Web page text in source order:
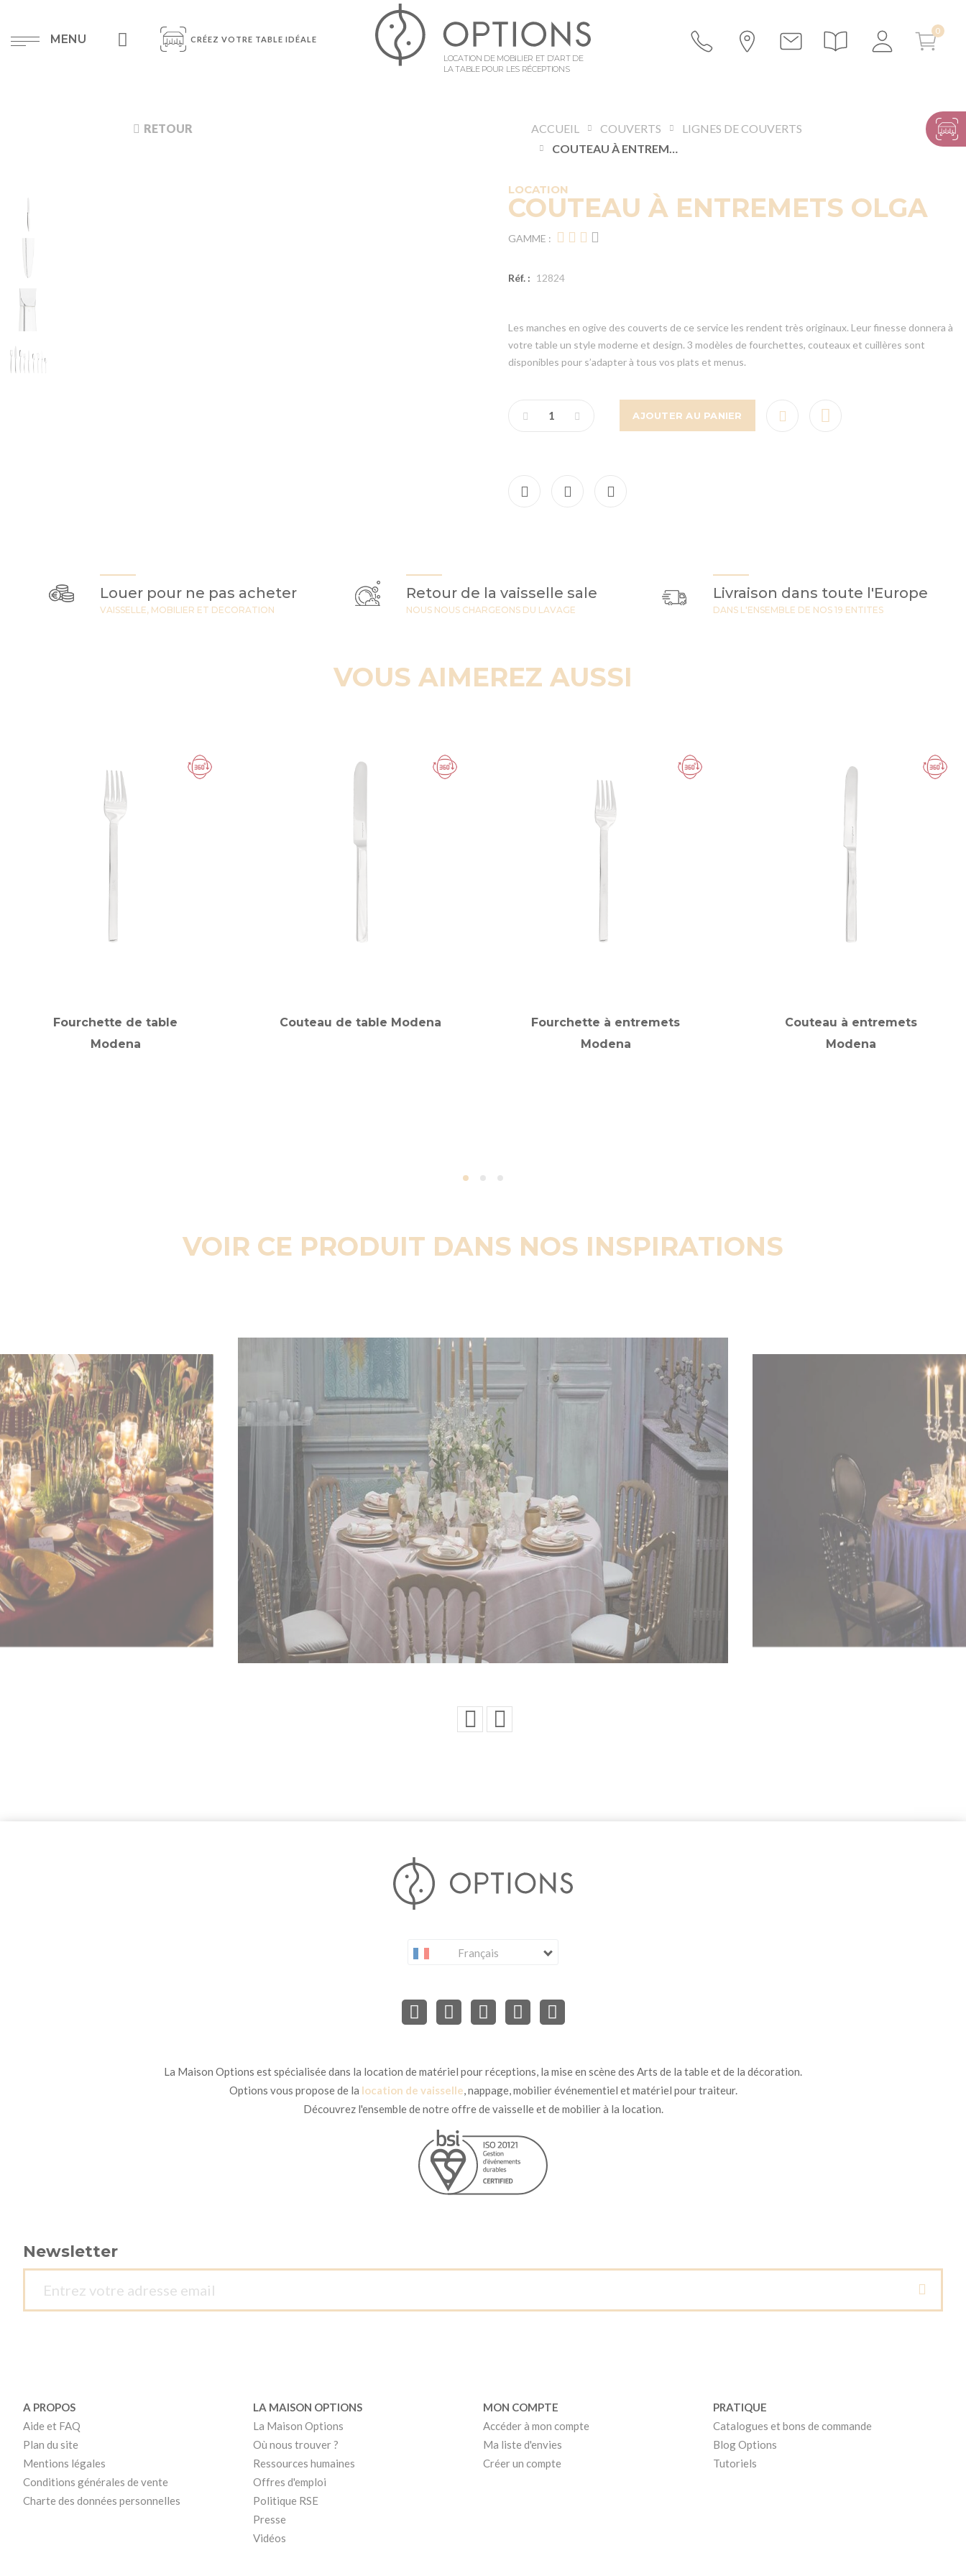
MENU CRÉEZ VOTRE TABLE IDÉALE
LOCATION DE MOBILIER ET D’ART DE
LA TABLE POUR LES RÉCEPTIONS
RETOUR ACCUEIL COUVERTS
LIGNES DE COUVERTS
COUTEAU À ENTREMETS OLGA
LOCATION
COUTEAU À ENTREMETS OLGA
GAMME :
Réf. : 12824
Les manches en ogive des couverts de ce service les rendent très originaux. Leur finesse donnera à
votre table un style moderne et design. 3 modèles de fourchettes, couteaux et cuillères sont
disponibles pour s’adapter à tous vos plats et menus.
AJOUTER AU PANIER
Louer pour ne pas acheter
VAISSELLE, MOBILIER ET DECORATION
Retour de la vaisselle sale
NOUS NOUS CHARGEONS DU LAVAGE
Livraison dans toute l'Europe
DANS L'ENSEMBLE DE NOS 19 ENTITES
VOUS AIMEREZ AUSSI
Fourchette de table
Modena
Couteau de table Modena
Fourchette à entremets
Modena
Couteau à entremets
Modena
VOIR CE PRODUIT DANS NOS INSPIRATIONS
Français
La Maison Options est spécialisée dans la location de matériel pour réceptions, la mise en scène des Arts de la table et de la décoration.
Options vous propose de la location de vaisselle, nappage, mobilier événementiel et matériel pour traiteur.
Découvrez l'ensemble de notre offre de vaisselle et de mobilier à la location.
Newsletter
A PROPOS
Aide et FAQ
Plan du site
Mentions légales
Conditions générales de vente
Charte des données personnelles
LA MAISON OPTIONS
La Maison Options
Où nous trouver ?
Ressources humaines
Offres d'emploi
Politique RSE
Presse
Vidéos
MON COMPTE
Accéder à mon compte
Ma liste d'envies
Créer un compte
PRATIQUE
Catalogues et bons de commande
Blog Options
Tutoriels